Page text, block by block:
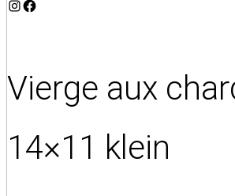
Instagram
Facebook
Vierge aux
14×11 klein